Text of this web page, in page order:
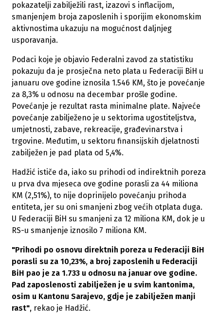
pokazatelji zabilježili rast, izazovi s inflacijom,
smanjenjem broja zaposlenih i sporijim ekonomskim
aktivnostima ukazuju na mogućnost daljnjeg
usporavanja.
Podaci koje je objavio Federalni zavod za statistiku
pokazuju da je prosječna neto plata u Federaciji BiH u
januaru ove godine iznosila 1.546 KM, što je povećanje
za 8,3% u odnosu na decembar prošle godine.
Povećanje je rezultat rasta minimalne plate. Najveće
povećanje zabilježeno je u sektorima ugostiteljstva,
umjetnosti, zabave, rekreacije, građevinarstva i
trgovine. Međutim, u sektoru finansijskih djelatnosti
zabilježen je pad plata od 5,4%.
Hadžić ističe da, iako su prihodi od indirektnih poreza
u prva dva mjeseca ove godine porasli za 44 miliona
KM (2,51%), to nije doprinijelo povećanju prihoda
entiteta, jer su oni smanjeni zbog većih otplata duga.
U Federaciji BiH su smanjeni za 12 miliona KM, dok je u
RS-u smanjenje iznosilo 7 miliona KM.
"Prihodi po osnovu direktnih poreza u Federaciji BiH
porasli su za 10,23%, a broj zaposlenih u Federaciji
BiH pao je za 1.733 u odnosu na januar ove godine.
Pad zaposlenosti zabilježen je u svim kantonima,
osim u Kantonu Sarajevo, gdje je zabilježen manji
rast", rekao je Hadžić.